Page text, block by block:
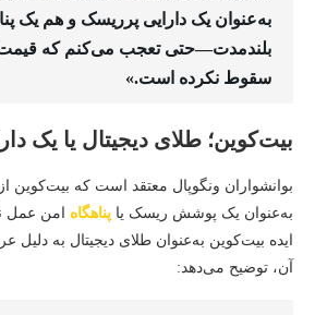
به‌عنوان یک دارایی پرریسک و هم یک
بلندمدت—حتی تعجب می‌کنم که قیمت
سقوط نکرده است.»
بیت‌کوین؛ طلای دیجیتال یا یک
بوانشواران ونگوپال معتقد است که بیت‌کوین
به‌عنوان یک پوشش ریسک یا پناهگاه
امن عمل
ایده بیت‌کوین به‌عنوان طلای دیجیتال به دلیل
آن، توضیح می‌دهد: